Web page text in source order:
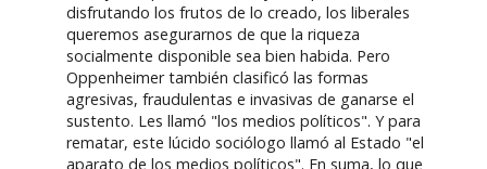
disfrutando los frutos de lo creado, los liberales
queremos asegurarnos de que la riqueza
socialmente disponible sea bien habida. Pero
Oppenheimer también clasificó las formas
agresivas, fraudulentas e invasivas de ganarse el
sustento. Les llamó "los medios políticos". Y para
rematar, este lúcido sociólogo llamó al Estado "el
aparato de los medios políticos". En suma, lo que